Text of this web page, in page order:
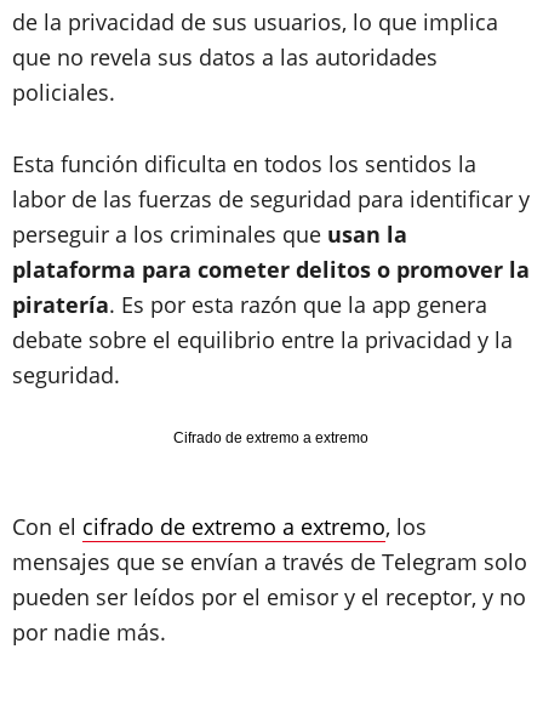
de la privacidad de sus usuarios, lo que implica
que no revela sus datos a las autoridades
policiales.
Esta función dificulta en todos los sentidos la
labor de las fuerzas de seguridad para identificar y
perseguir a los criminales que usan la
plataforma para cometer delitos o promover la
piratería. Es por esta razón que la app genera
debate sobre el equilibrio entre la privacidad y la
seguridad.
Cifrado de extremo a extremo
Con el cifrado de extremo a extremo, los
mensajes que se envían a través de Telegram solo
pueden ser leídos por el emisor y el receptor, y no
por nadie más.